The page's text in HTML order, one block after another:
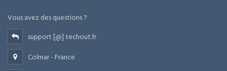
Vous avez des questions ?
support [@] techout.fr
Colmar - France